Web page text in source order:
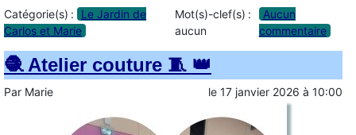
Catégorie(s) :
Le Jardin de
Carlos et Marie
Mot(s)-clef(s) :
aucun
Aucun
commentaire
🧶 Atelier couture 🧵 👑
Par Marie le 17 janvier 2026 à 10:00